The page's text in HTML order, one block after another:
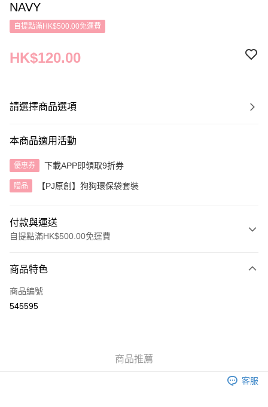
NAVY
自提點滿HK$500.00免運費
HK$120.00
請選擇商品選項
本商品適用活動
優惠券 下載APP即領取9折券
贈品 【PJ原創】狗狗環保袋套裝
付款與運送
自提點滿HK$500.00免運費
信用卡
AlipayHK
每筆HK$40.00，滿HK$500.00或以上免運費
商品特色
商品編號
545595
商品推薦
客服